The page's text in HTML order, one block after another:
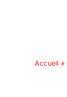
Accueil »